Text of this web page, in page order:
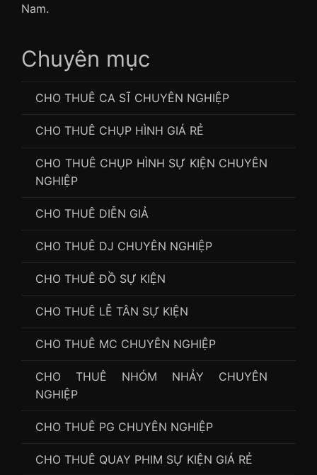
Nam.
Chuyên mục
CHO THUÊ CA SĨ CHUYÊN NGHIỆP
CHO THUÊ CHỤP HÌNH GIÁ RẺ
CHO THUÊ CHỤP HÌNH SỰ KIỆN CHUYÊN
NGHIỆP
CHO THUÊ DIỄN GIẢ
CHO THUÊ DJ CHUYÊN NGHIỆP
CHO THUÊ ĐỒ SỰ KIỆN
CHO THUÊ LỄ TÂN SỰ KIỆN
CHO THUÊ MC CHUYÊN NGHIỆP
CHO THUÊ NHÓM NHẢY CHUYÊN
NGHIỆP
CHO THUÊ PG CHUYÊN NGHIỆP
CHO THUÊ QUAY PHIM SỰ KIỆN GIÁ RẺ